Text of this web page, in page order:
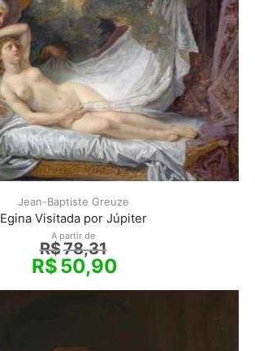
Jean-Baptiste Greuze
Egina Visitada por Júpiter
A partir de
R$78,31
R$50,90